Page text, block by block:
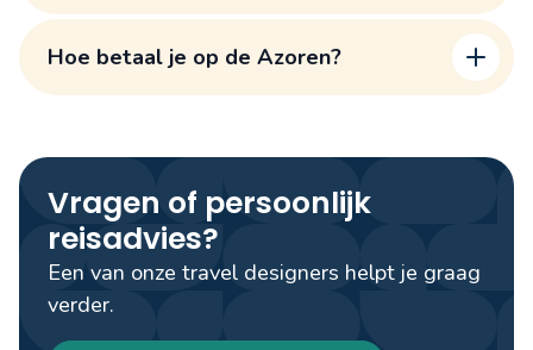
Hoe betaal je op de Azoren?
Zijn de Azoren duur?
Vragen of persoonlijk
reisadvies?
Een van onze travel designers helpt je graag
verder.